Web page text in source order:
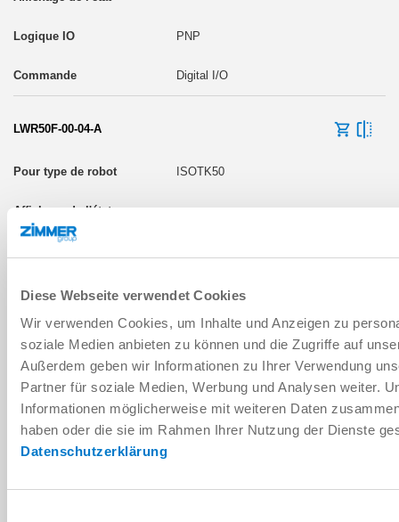
Diese Webseite verwendet Cookies
Wir verwenden Cookies, um Inhalte und Anzeigen zu
soziale Medien anbieten zu können und die Zugriffe auf
Außerdem geben wir Informationen zu Ihrer Verwendung
Partner für soziale Medien, Werbung und Analysen weiter.
Informationen möglicherweise mit weiteren Daten
haben oder die sie im Rahmen Ihrer Nutzung der Dienste
Datenschutzerklärung
PNP
Digital I/O
LWR50F-00-04-A
ISOTK50
IO-Link
LWR50F-00-05-A
ISOTK50
Oui